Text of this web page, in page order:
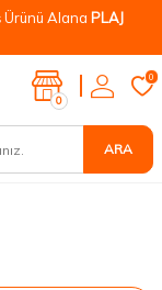
Ürünü Alana PLAJ
ARA
0
0